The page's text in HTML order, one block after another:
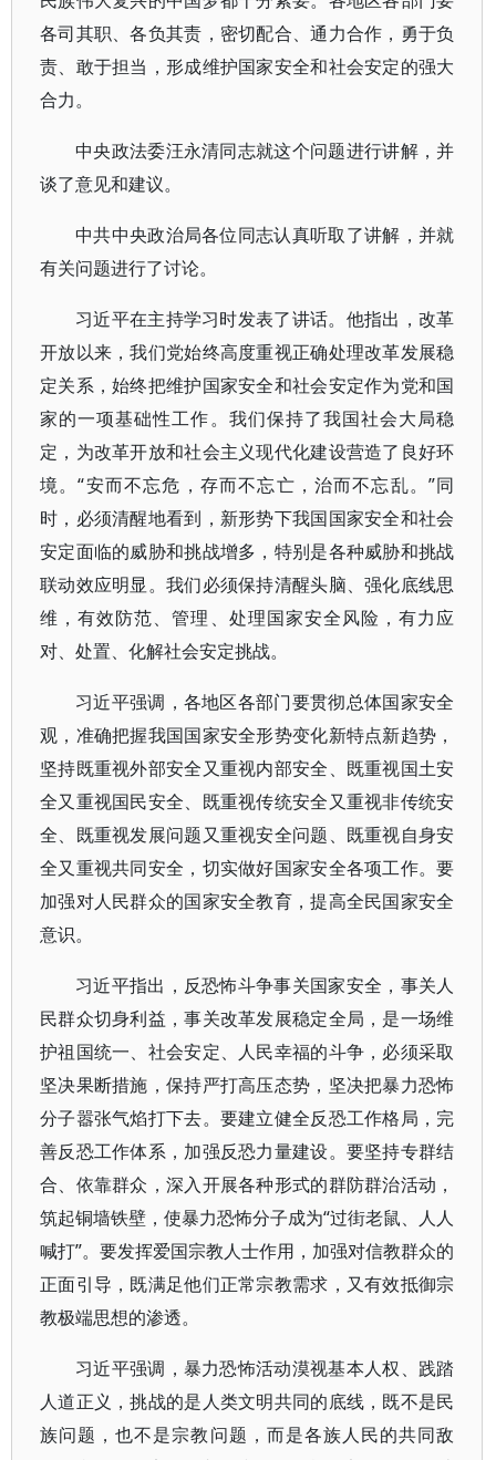
各司其职、各负其责，密切配合、通力合作，勇于负
责、敢于担当，形成维护国家安全和社会安定的强大
合力。
中央政法委汪永清同志就这个问题进行讲解，并
谈了意见和建议。
中共中央政治局各位同志认真听取了讲解，并就
有关问题进行了讨论。
习近平在主持学习时发表了讲话。他指出，改革
开放以来，我们党始终高度重视正确处理改革发展稳
定关系，始终把维护国家安全和社会安定作为党和国
家的一项基础性工作。我们保持了我国社会大局稳
定，为改革开放和社会主义现代化建设营造了良好环
境。“安而不忘危，存而不忘亡，治而不忘乱。”同
时，必须清醒地看到，新形势下我国国家安全和社会
安定面临的威胁和挑战增多，特别是各种威胁和挑战
联动效应明显。我们必须保持清醒头脑、强化底线思
维，有效防范、管理、处理国家安全风险，有力应
对、处置、化解社会安定挑战。
习近平强调，各地区各部门要贯彻总体国家安全
观，准确把握我国国家安全形势变化新特点新趋势，
坚持既重视外部安全又重视内部安全、既重视国土安
全又重视国民安全、既重视传统安全又重视非传统安
全、既重视发展问题又重视安全问题、既重视自身安
全又重视共同安全，切实做好国家安全各项工作。要
加强对人民群众的国家安全教育，提高全民国家安全
意识。
习近平指出，反恐怖斗争事关国家安全，事关人
民群众切身利益，事关改革发展稳定全局，是一场维
护祖国统一、社会安定、人民幸福的斗争，必须采取
坚决果断措施，保持严打高压态势，坚决把暴力恐怖
分子嚣张气焰打下去。要建立健全反恐工作格局，完
善反恐工作体系，加强反恐力量建设。要坚持专群结
合、依靠群众，深入开展各种形式的群防群治活动，
筑起铜墙铁壁，使暴力恐怖分子成为“过街老鼠、人人
喊打”。要发挥爱国宗教人士作用，加强对信教群众的
正面引导，既满足他们正常宗教需求，又有效抵御宗
教极端思想的渗透。
习近平强调，暴力恐怖活动漠视基本人权、践踏
人道正义，挑战的是人类文明共同的底线，既不是民
族问题，也不是宗教问题，而是各族人民的共同敌